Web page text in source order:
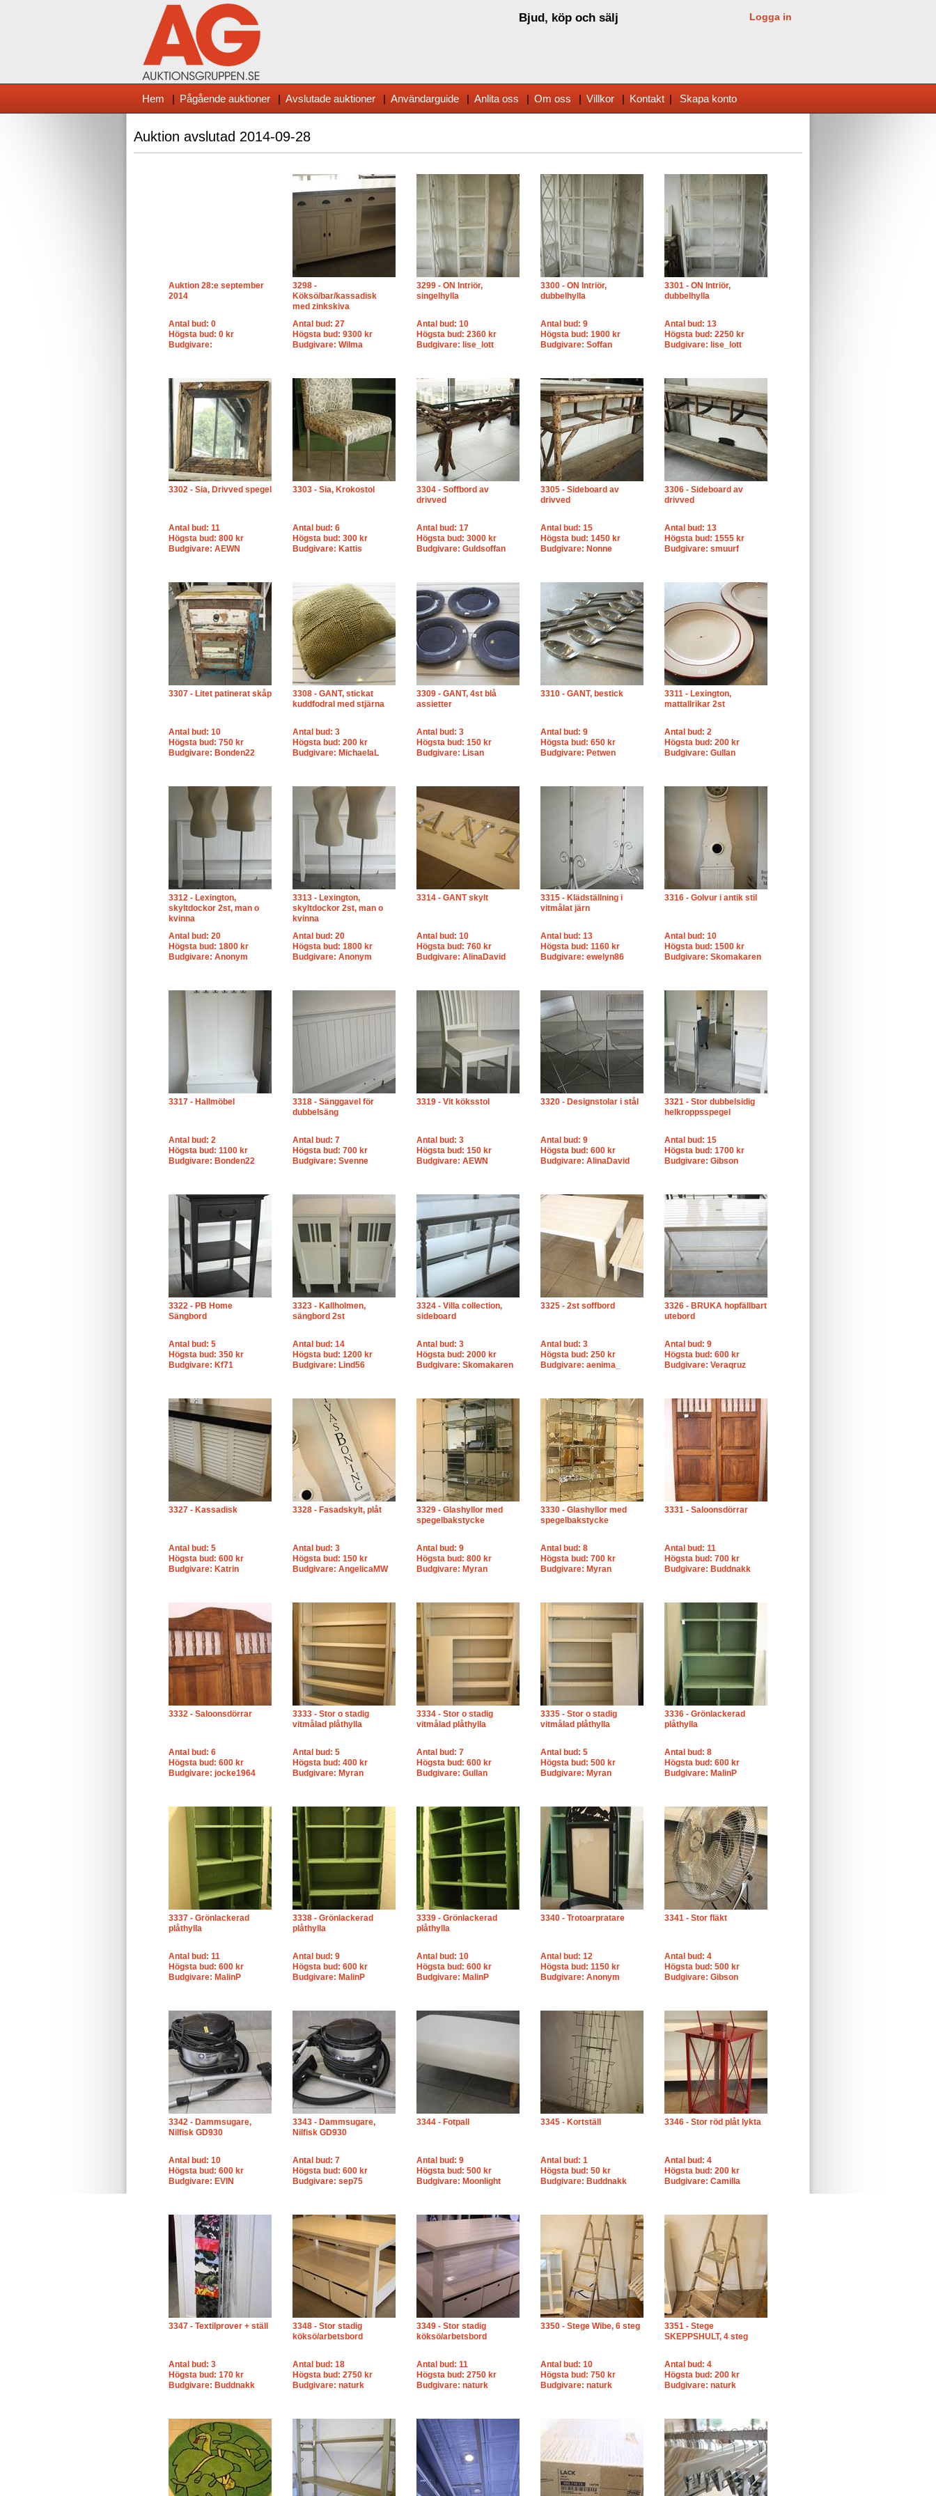
Bjud, köp och sälj Logga in
Hem | Pågående auktioner | Avslutade auktioner | Användarguide | Anlita oss | Om oss | Villkor | Kontakt | Skapa konto
Auktion avslutad 2014-09-28
Auktion 28:e september
2014
Antal bud: 0
Högsta bud: 0 kr
Budgivare:
3298 -
Köksö/bar/kassadisk
med zinkskiva
Antal bud: 27
Högsta bud: 9300 kr
Budgivare: Wilma
3299 - ON Intriör,
singelhylla
Antal bud: 10
Högsta bud: 2360 kr
Budgivare: lise_lott
3300 - ON Intriör,
dubbelhylla
Antal bud: 9
Högsta bud: 1900 kr
Budgivare: Soffan
3301 - ON Intriör,
dubbelhylla
Antal bud: 13
Högsta bud: 2250 kr
Budgivare: lise_lott
3302 - Sia, Drivved spegel
Antal bud: 11
Högsta bud: 800 kr
Budgivare: AEWN
3303 - Sia, Krokostol
Antal bud: 6
Högsta bud: 300 kr
Budgivare: Kattis
3304 - Soffbord av
drivved
Antal bud: 17
Högsta bud: 3000 kr
Budgivare: Guldsoffan
3305 - Sideboard av
drivved
Antal bud: 15
Högsta bud: 1450 kr
Budgivare: Nonne
3306 - Sideboard av
drivved
Antal bud: 13
Högsta bud: 1555 kr
Budgivare: smuurf
3307 - Litet patinerat skåp
Antal bud: 10
Högsta bud: 750 kr
Budgivare: Bonden22
3308 - GANT, stickat
kuddfodral med stjärna
Antal bud: 3
Högsta bud: 200 kr
Budgivare: MichaelaL
3309 - GANT, 4st blå
assietter
Antal bud: 3
Högsta bud: 150 kr
Budgivare: Lisan
3310 - GANT, bestick
Antal bud: 9
Högsta bud: 650 kr
Budgivare: Petwen
3311 - Lexington,
mattallrikar 2st
Antal bud: 2
Högsta bud: 200 kr
Budgivare: Gullan
3312 - Lexington,
skyltdockor 2st, man o
kvinna
Antal bud: 20
Högsta bud: 1800 kr
Budgivare: Anonym
3313 - Lexington,
skyltdockor 2st, man o
kvinna
Antal bud: 20
Högsta bud: 1800 kr
Budgivare: Anonym
3314 - GANT skylt
Antal bud: 10
Högsta bud: 760 kr
Budgivare: AlinaDavid
3315 - Klädställning i
vitmålat järn
Antal bud: 13
Högsta bud: 1160 kr
Budgivare: ewelyn86
3316 - Golvur i antik stil
Antal bud: 10
Högsta bud: 1500 kr
Budgivare: Skomakaren
3317 - Hallmöbel
Antal bud: 2
Högsta bud: 1100 kr
Budgivare: Bonden22
3318 - Sänggavel för
dubbelsäng
Antal bud: 7
Högsta bud: 700 kr
Budgivare: Svenne
3319 - Vit köksstol
Antal bud: 3
Högsta bud: 150 kr
Budgivare: AEWN
3320 - Designstolar i stål
Antal bud: 9
Högsta bud: 600 kr
Budgivare: AlinaDavid
3321 - Stor dubbelsidig
helkroppsspegel
Antal bud: 15
Högsta bud: 1700 kr
Budgivare: Gibson
3322 - PB Home
Sängbord
Antal bud: 5
Högsta bud: 350 kr
Budgivare: Kf71
3323 - Kallholmen,
sängbord 2st
Antal bud: 14
Högsta bud: 1200 kr
Budgivare: Lind56
3324 - Villa collection,
sideboard
Antal bud: 3
Högsta bud: 2000 kr
Budgivare: Skomakaren
3325 - 2st soffbord
Antal bud: 3
Högsta bud: 250 kr
Budgivare: aenima_
3326 - BRUKA hopfällbart
utebord
Antal bud: 9
Högsta bud: 600 kr
Budgivare: Veraqruz
3327 - Kassadisk
Antal bud: 5
Högsta bud: 600 kr
Budgivare: Katrin
3328 - Fasadskylt, plåt
Antal bud: 3
Högsta bud: 150 kr
Budgivare: AngelicaMW
3329 - Glashyllor med
spegelbakstycke
Antal bud: 9
Högsta bud: 800 kr
Budgivare: Myran
3330 - Glashyllor med
spegelbakstycke
Antal bud: 8
Högsta bud: 700 kr
Budgivare: Myran
3331 - Saloonsdörrar
Antal bud: 11
Högsta bud: 700 kr
Budgivare: Buddnakk
3332 - Saloonsdörrar
Antal bud: 6
Högsta bud: 600 kr
Budgivare: jocke1964
3333 - Stor o stadig
vitmålad plåthylla
Antal bud: 5
Högsta bud: 400 kr
Budgivare: Myran
3334 - Stor o stadig
vitmålad plåthylla
Antal bud: 7
Högsta bud: 600 kr
Budgivare: Gullan
3335 - Stor o stadig
vitmålad plåthylla
Antal bud: 5
Högsta bud: 500 kr
Budgivare: Myran
3336 - Grönlackerad
plåthylla
Antal bud: 8
Högsta bud: 600 kr
Budgivare: MalinP
3337 - Grönlackerad
plåthylla
Antal bud: 11
Högsta bud: 600 kr
Budgivare: MalinP
3338 - Grönlackerad
plåthylla
Antal bud: 9
Högsta bud: 600 kr
Budgivare: MalinP
3339 - Grönlackerad
plåthylla
Antal bud: 10
Högsta bud: 600 kr
Budgivare: MalinP
3340 - Trotoarpratare
Antal bud: 12
Högsta bud: 1150 kr
Budgivare: Anonym
3341 - Stor fläkt
Antal bud: 4
Högsta bud: 500 kr
Budgivare: Gibson
3342 - Dammsugare,
Nilfisk GD930
Antal bud: 10
Högsta bud: 600 kr
Budgivare: EVIN
3343 - Dammsugare,
Nilfisk GD930
Antal bud: 7
Högsta bud: 600 kr
Budgivare: sep75
3344 - Fotpall
Antal bud: 9
Högsta bud: 500 kr
Budgivare: Moonlight
3345 - Kortställ
Antal bud: 1
Högsta bud: 50 kr
Budgivare: Buddnakk
3346 - Stor röd plåt lykta
Antal bud: 4
Högsta bud: 200 kr
Budgivare: Camilla
3347 - Textilprover + ställ
Antal bud: 3
Högsta bud: 170 kr
Budgivare: Buddnakk
3348 - Stor stadig
köksö/arbetsbord
Antal bud: 18
Högsta bud: 2750 kr
Budgivare: naturk
3349 - Stor stadig
köksö/arbetsbord
Antal bud: 11
Högsta bud: 2750 kr
Budgivare: naturk
3350 - Stege Wibe, 6 steg
Antal bud: 10
Högsta bud: 750 kr
Budgivare: naturk
3351 - Stege
SKEPPSHULT, 4 steg
Antal bud: 4
Högsta bud: 200 kr
Budgivare: naturk